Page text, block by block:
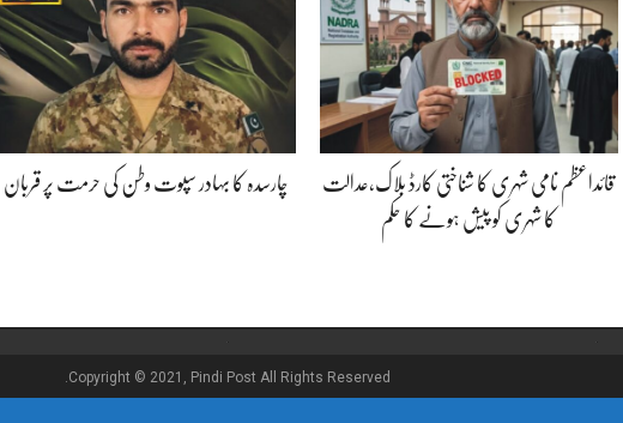
قائداعظم نامی شہری کا شناختی کارڈ بلاک،عدالت
کا شہری کو پیش ہونے کا حکم
چارسدہ کا بہادر سپوت وطن کی حرمت پر قربان
Copyright © 2021, Pindi Post All Rights Reserved.